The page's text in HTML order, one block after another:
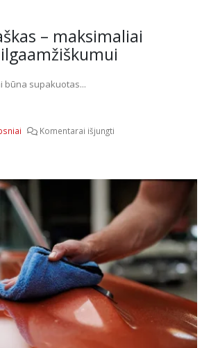
– maksimaliai
būna supakuotas...
Komentarai išjungti